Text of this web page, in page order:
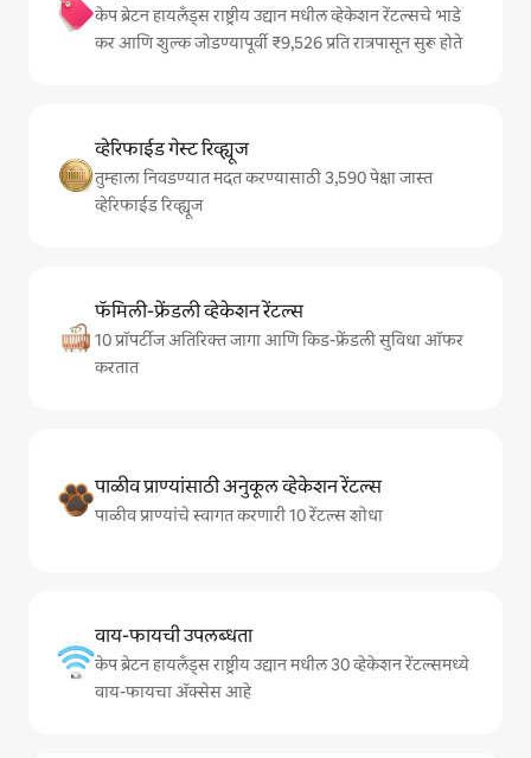
केप ब्रेटन हायलँड्स राष्ट्रीय उद्यान मधील व्हेकेशन रेंटल्सचे भाडे
कर आणि शुल्क जोडण्यापूर्वी ₹9,526 प्रति रात्रपासून सुरू होते
व्हेरिफाईड गेस्ट रिव्ह्यूज
तुम्हाला निवडण्यात मदत करण्यासाठी 3,590 पेक्षा जास्त
व्हेरिफाईड रिव्ह्यूज
फॅमिली-फ्रेंडली व्हेकेशन रेंटल्स
10 प्रॉपर्टीज अतिरिक्त जागा आणि किड-फ्रेंडली सुविधा ऑफर
करतात
पाळीव प्राण्यांसाठी अनुकूल व्हेकेशन रेंटल्स
पाळीव प्राण्यांचे स्वागत करणारी 10 रेंटल्स शोधा
वाय-फायची उपलब्धता
केप ब्रेटन हायलँड्स राष्ट्रीय उद्यान मधील 30 व्हेकेशन रेंटल्समध्ये
वाय-फायचा अ‍ॅक्सेस आहे